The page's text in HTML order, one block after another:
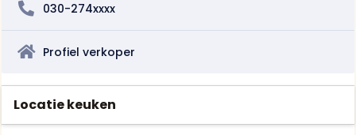
030-274xxxx
Profiel verkoper
Locatie keuken